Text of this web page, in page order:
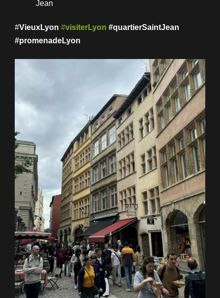
Jean
#VieuxLyon #visiterLyon #quartierSaintJean
#promenadeLyon